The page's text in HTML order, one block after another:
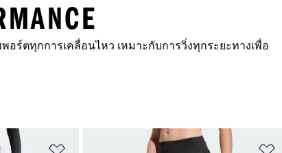
อร์ตทุกการเคลื่อนไหว เหมาะกับการวิ่งทุกระยะทางเพื่อ
เพิ่มไปยังรายการสินค้าโปรด